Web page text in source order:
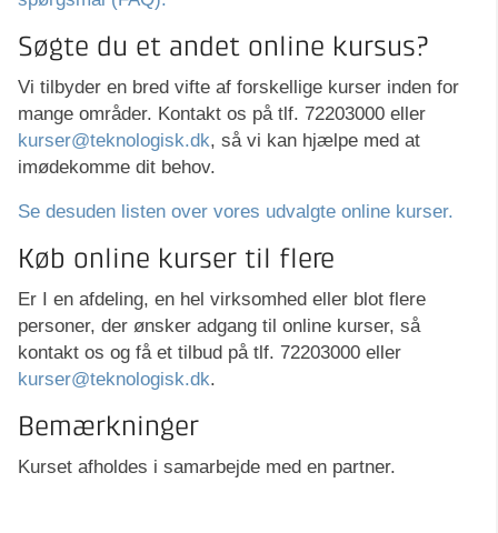
Søgte du et andet online kursus?
Vi tilbyder en bred vifte af forskellige kurser inden for
mange områder. Kontakt os på tlf. 72203000 eller
kurser@teknologisk.dk, så vi kan hjælpe med at
imødekomme dit behov.
Se desuden listen over vores udvalgte online kurser.
Køb online kurser til flere
Er I en afdeling, en hel virksomhed eller blot flere
personer, der ønsker adgang til online kurser, så
kontakt os og få et tilbud på tlf. 72203000 eller
kurser@teknologisk.dk.
Bemærkninger
Kurset afholdes i samarbejde med en partner.